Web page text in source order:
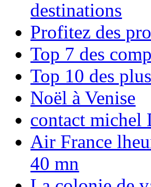
destinations
Profitez des
Top 7 des
Top 10 des
Noël à Venise
contact
Air France
40 mn